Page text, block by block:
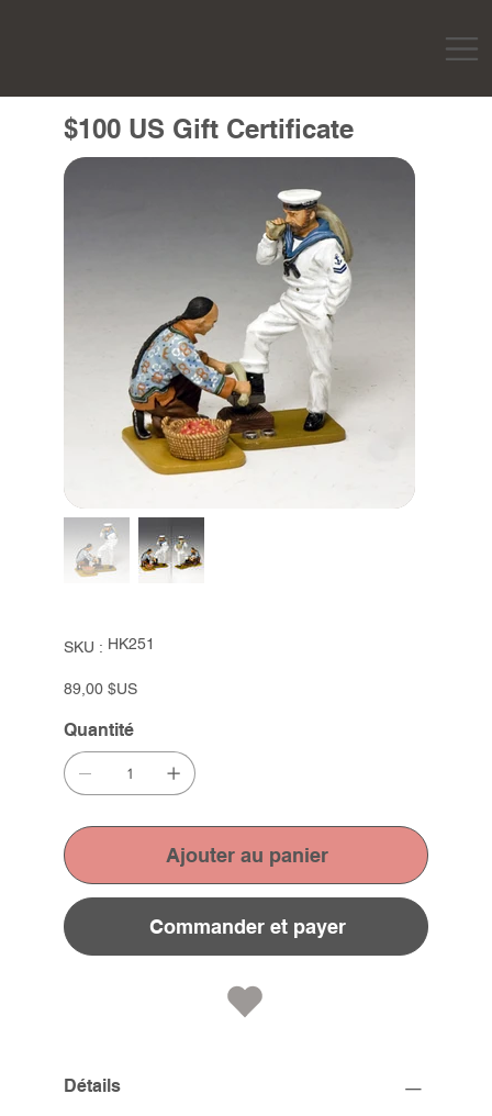
$100 US Gift Certificate
SKU : SKU
HK251
HK251
Prix
89,00 $US
Quantité
Ajouter au panier
Commander et payer
Détails